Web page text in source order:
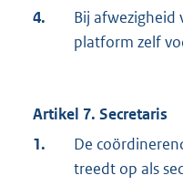
4.
Bij afwezigheid
platform zelf
Artikel 7. Secretaris
1.
De
treedt op als